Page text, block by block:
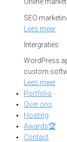
Online
SEO
Lees meer
Intergraties
WordPress
custom
Lees meer
Portfolio
Over ons
Hosting
Awards🏆
Contact